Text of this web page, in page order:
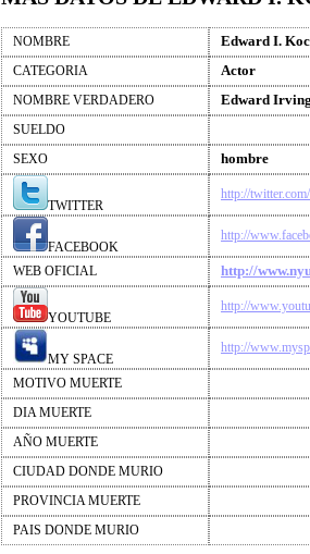
NOMBRE Edward I.
CATEGORIA Actor
NOMBRE VERDADERO Edward
SUELDO
SEXO
hombre
TWITTER
http://
FACEBOOK
http://
WEB OFICIAL http://
YOUTUBE
http://
MY SPACE
http://
MOTIVO MUERTE
DIA MUERTE
AÑO MUERTE
CIUDAD DONDE MURIO
PROVINCIA MUERTE
PAIS DONDE MURIO